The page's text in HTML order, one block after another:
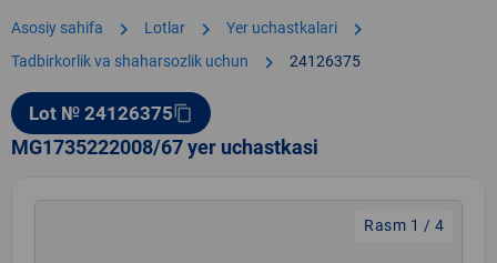
Asosiy sahifa chevron_right Lotlar chevron_right Yer uchastkalari chevron_right
Tadbirkorlik va shaharsozlik uchun chevron_right 24126375
Lot № 24126375content_copy
MG1735222008/67 yer uchastkasi
Rasm 1 / 4